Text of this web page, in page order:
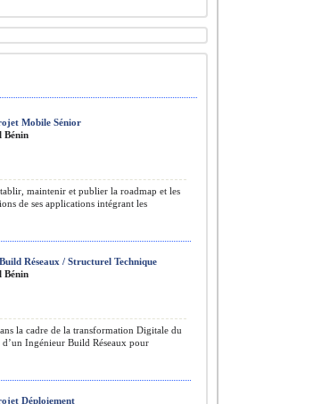
Mobile Sénior
Bénin
maintenir et publier la roadmap et les
de ses applications intégrant les
Réseaux / Structurel Technique
Bénin
la cadre de la transformation Digitale du
Ingénieur Build Réseaux pour
Déploiement